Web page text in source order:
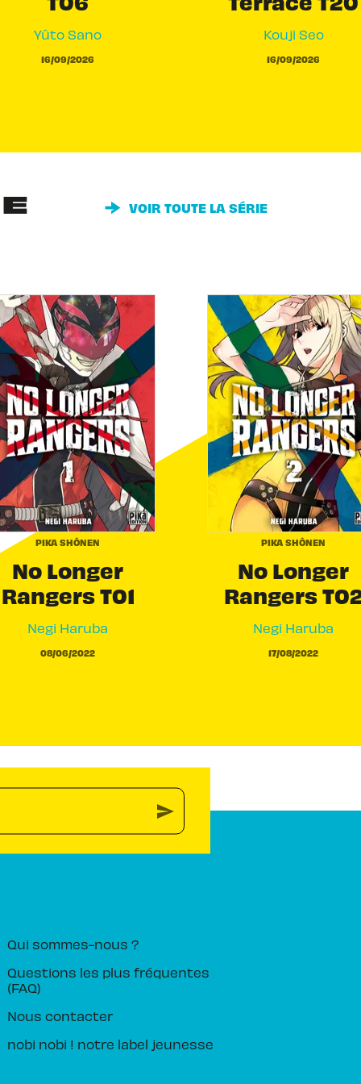
Yûto Sano
16/09/2026
Kouji Seo
16/09/2026
VOIR TOUTE LA SÉRIE
PIKA SHÔNEN
No Longer
Rangers T01
Negi Haruba
08/06/2022
PIKA SHÔNEN
No Longer
Rangers
Negi Haruba
17/08/2022
send
Qui sommes-nous ?
Questions les plus fréquentes
(FAQ)
Nous contacter
nobi nobi ! notre label jeunesse